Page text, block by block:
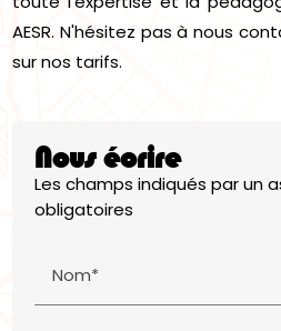
AESR. N'hésitez pas à nous
sur nos tarifs.
Nous écrire
Les champs indiqués par un
obligatoires
Nom*